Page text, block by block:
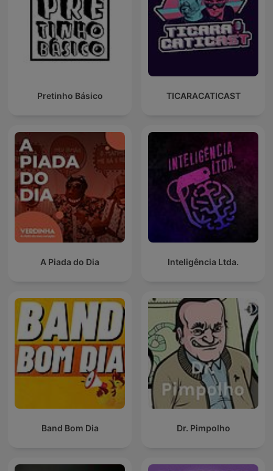
Pretinho Básico TICARACATICAST
A Piada do Dia Inteligência Ltda.
Band Bom Dia Dr. Pimpolho